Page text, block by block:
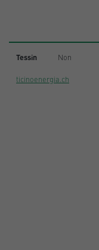
Tessin
ticinoenergia.ch
Non